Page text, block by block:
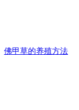
佛甲草的养殖方法